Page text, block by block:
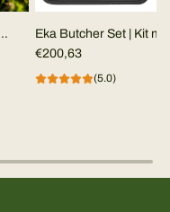
Eka Butcher Set | Kit
€200,63
(5.0)